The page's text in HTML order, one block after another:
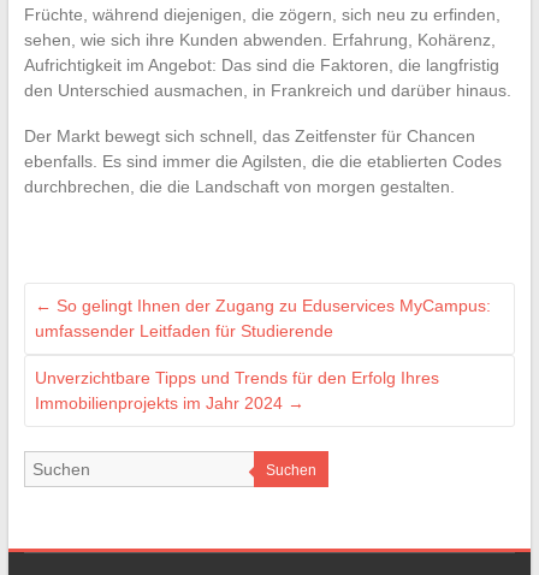
Früchte, während diejenigen, die zögern, sich neu zu erfinden,
sehen, wie sich ihre Kunden abwenden. Erfahrung, Kohärenz,
Aufrichtigkeit im Angebot: Das sind die Faktoren, die langfristig
den Unterschied ausmachen, in Frankreich und darüber hinaus.
Der Markt bewegt sich schnell, das Zeitfenster für Chancen
ebenfalls. Es sind immer die Agilsten, die die etablierten Codes
durchbrechen, die die Landschaft von morgen gestalten.
← So gelingt Ihnen der Zugang zu Eduservices MyCampus:
umfassender Leitfaden für Studierende
Unverzichtbare Tipps und Trends für den Erfolg Ihres
Immobilienprojekts im Jahr 2024 →
Suchen